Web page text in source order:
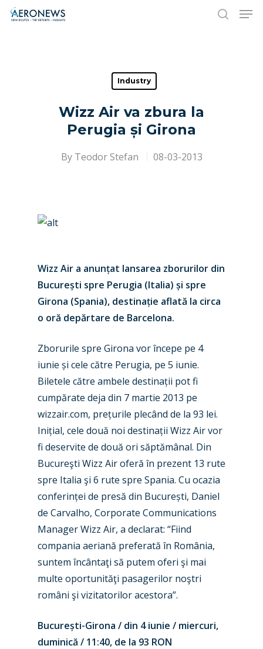
Hit enter to search or ESC to close
Industry
Wizz Air va zbura la
Perugia și Girona
By Teodor Stefan 08-03-2013
Wizz Air a anunțat lansarea zborurilor din
București spre Perugia (Italia) și spre
Girona (Spania), destinație aflată la circa
o oră depărtare de Barcelona.
Zborurile spre Girona vor începe pe 4
iunie și cele către Perugia, pe 5 iunie.
Biletele către ambele destinații pot fi
cumpărate deja din 7 martie 2013 pe
wizzair.com, prețurile plecând de la 93 lei.
Inițial, cele două noi destinații Wizz Air vor
fi deservite de două ori săptămânal. Din
Bucureşti Wizz Air oferă în prezent 13 rute
spre Italia şi 6 rute spre Spania. Cu ocazia
conferinței de presă din București, Daniel
de Carvalho, Corporate Communications
Manager Wizz Air, a declarat: “Fiind
compania aeriană preferată în România,
suntem încântaţi să putem oferi şi mai
multe oportunităţi pasagerilor noştri
români şi vizitatorilor acestora”.
București-Girona / din 4 iunie / miercuri,
duminică / 11:40, de la 93 RON